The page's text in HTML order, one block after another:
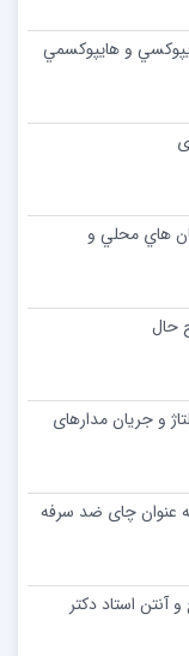
و هايپوكسمي
هاي محلي و
حال
و جریان مدارهای
عنوان چای ضد سرفه
استاد دکتر